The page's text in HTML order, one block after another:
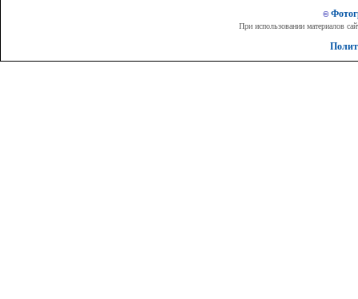
©
При использовании материалов